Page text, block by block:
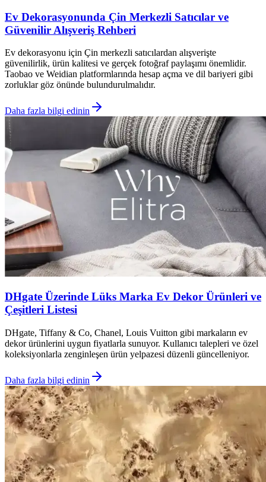
Ev Dekorasyonunda Çin Merkezli Satıcılar ve
Güvenilir Alışveriş Rehberi
Ev dekorasyonu için Çin merkezli satıcılardan alışverişte
güvenilirlik, ürün kalitesi ve gerçek fotoğraf paylaşımı önemlidir.
Taobao ve Weidian platformlarında hesap açma ve dil bariyeri gibi
zorluklar göz önünde bulundurulmalıdır.
Daha fazla bilgi edinin
DHgate Üzerinde Lüks Marka Ev Dekor Ürünleri ve
Çeşitleri Listesi
DHgate, Tiffany & Co, Chanel, Louis Vuitton gibi markaların ev
dekor ürünlerini uygun fiyatlarla sunuyor. Kullanıcı talepleri ve özel
koleksiyonlarla zenginleşen ürün yelpazesi düzenli güncelleniyor.
Daha fazla bilgi edinin